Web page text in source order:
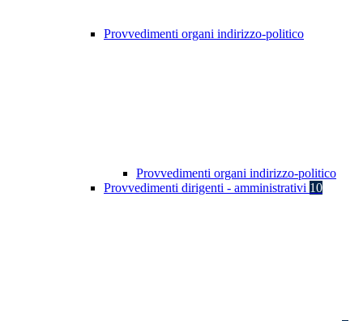
Provvedimenti organi indirizzo-politico
Provvedimenti organi indirizzo-politico
Provvedimenti dirigenti - amministrativi 10